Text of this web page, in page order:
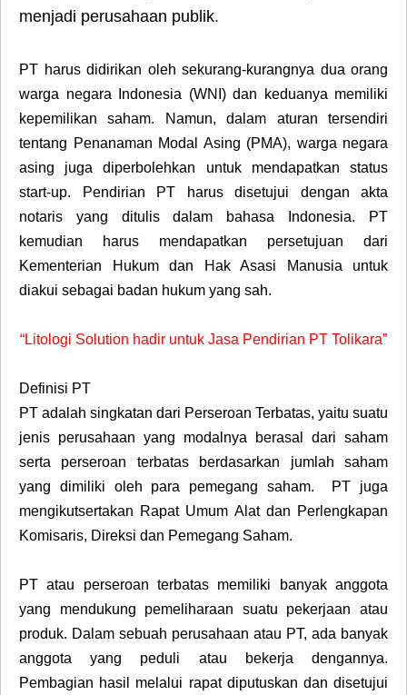
menjadi perusahaan publik.
PT harus didirikan oleh sekurang-kurangnya dua orang
warga negara Indonesia (WNI) dan keduanya memiliki
kepemilikan saham. Namun, dalam aturan tersendiri
tentang Penanaman Modal Asing (PMA), warga negara
asing juga diperbolehkan untuk mendapatkan status
start-up. Pendirian PT harus disetujui dengan akta
notaris yang ditulis dalam bahasa Indonesia. PT
kemudian harus mendapatkan persetujuan dari
Kementerian Hukum dan Hak Asasi Manusia untuk
diakui sebagai badan hukum yang sah.
“Litologi Solution hadir untuk Jasa Pendirian PT Tolikara”
Definisi PT
PT adalah singkatan dari Perseroan Terbatas, yaitu suatu
jenis perusahaan yang modalnya berasal dari saham
serta perseroan terbatas berdasarkan jumlah saham
yang dimiliki oleh para pemegang saham. PT juga
mengikutsertakan Rapat Umum Alat dan Perlengkapan
Komisaris, Direksi dan Pemegang Saham.
PT atau perseroan terbatas memiliki banyak anggota
yang mendukung pemeliharaan suatu pekerjaan atau
produk. Dalam sebuah perusahaan atau PT, ada banyak
anggota yang peduli atau bekerja dengannya.
Pembagian hasil melalui rapat diputuskan dan disetujui